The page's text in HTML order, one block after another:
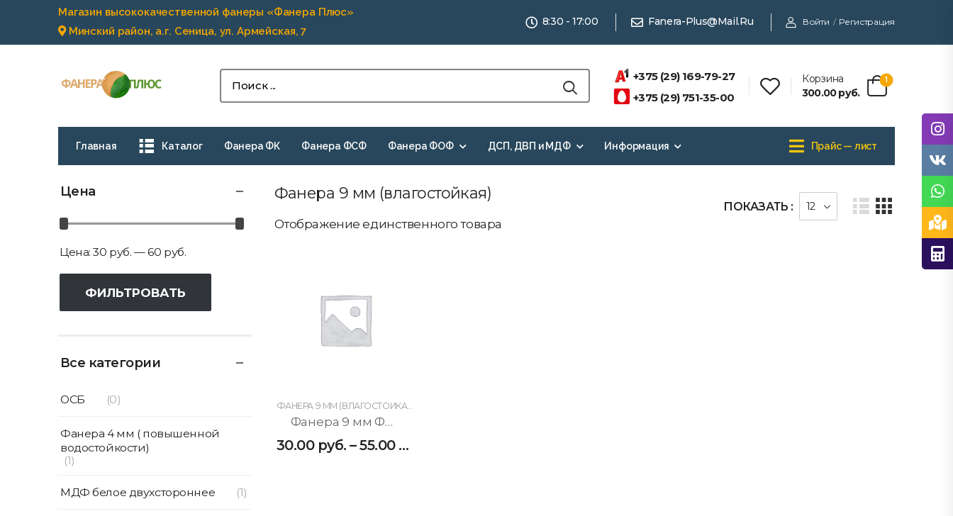
Магазин высококачественной фанеры «Фанера Плюс»
Минский район, а.г. Сеница, ул. Армейская, 7
8:30 - 17:00 Fanera-Plus@mail.ru Войти / Регистрация
+375 (29) 169-79-27
+375 (29) 751-35-00
Корзина
300.00руб.
1
Главная Каталог Фанера ФК Фанера ФСФ Фанера ФОФ ДСП, ДВП и МДФ Информация Прайс — лист
Цена
ФИЛЬТРОВАТЬ
Цена:30 руб. —60 руб.
Все категории
ОСБ (0)
Фанера 4 мм ( повышенной
водостойкости)
(1)
МДФ белое двухстороннее (1)
Фанера 9 мм (влагостойкая)
Отображение единственного товара
ПОКАЗАТЬ :
ФАНЕРА 9 ММ (ВЛАГОСТОЙКАЯ)
Фанера 9 мм ФK (влагостойкая)
30.00 руб. –55.00 руб.